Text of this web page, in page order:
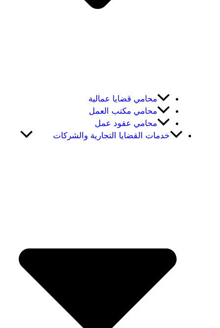
محامي قضايا عمالية
محامي مكتب العمل
محامي عقود عمل
خدمات القضايا التجارية والشركات